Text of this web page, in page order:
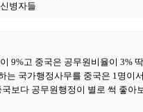
병자들
9%고 중국은 공무원비율이 3%
는 국가행정사무를 중국은 1명이
보다 공무원행정이 별로 썩 좋아